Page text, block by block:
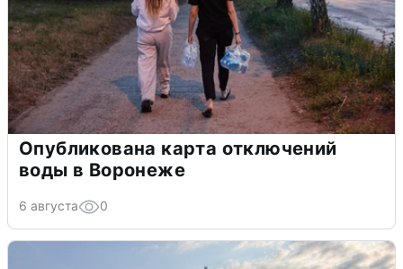
Опубликована карта отключений
воды в Воронеже
6 августа 0